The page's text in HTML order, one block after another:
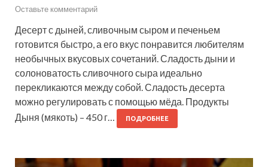
Оставьте комментарий
Десерт с дыней, сливочным сыром и печеньем
готовится быстро, а его вкус понравится любителям
необычных вкусовых сочетаний. Сладость дыни и
солоноватость сливочного сыра идеально
перекликаются между собой. Сладость десерта
можно регулировать с помощью мёда. Продукты
Дыня (мякоть) – 450 г…
ПОДРОБНЕЕ